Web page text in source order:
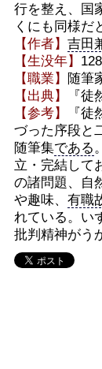
行を整え、国
くにも同様だ
【作者】 吉田
【生没年】
【職業】
随筆
【出典】
『徒
【参考】
『徒
づった序段と
随筆集である
立・完結して
の諸問題、自
や趣味、 有職
れている。い
批判精神がう